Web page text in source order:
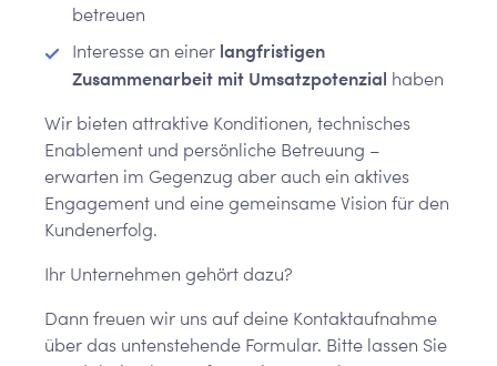
betreuen
Interesse an einer langfristigen
Zusammenarbeit mit Umsatzpotenzial haben
Wir bieten attraktive Konditionen, technisches
Enablement und persönliche Betreuung –
erwarten im Gegenzug aber auch ein aktives
Engagement und eine gemeinsame Vision für den
Kundenerfolg.
Ihr Unternehmen gehört dazu?
Dann freuen wir uns auf deine Kontaktaufnahme
über das untenstehende Formular. Bitte lassen Sie